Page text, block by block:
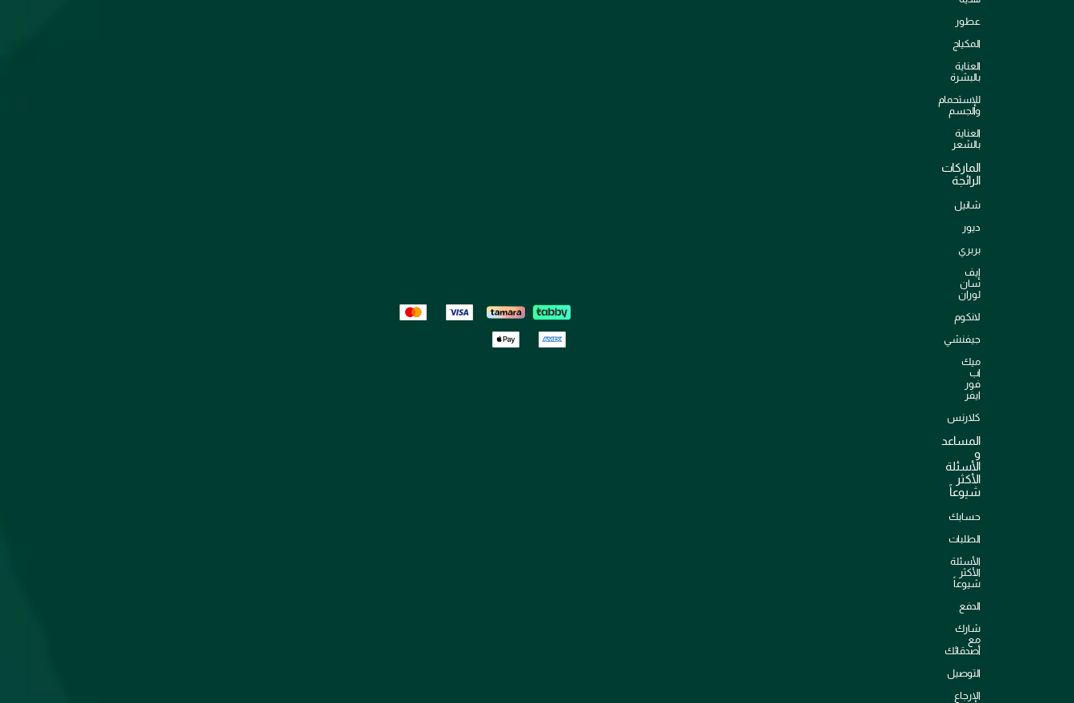
عطور
المكياج
العناية
بالبشرة
للإستحمام
والجسم
العناية
بالشعر
الماركات
الرائجة
شانيل
ديور
بربري
إيف
سان
لوران
لانكوم
جيفنشي
ميك
اب
فور
ايفر
كلارنس
المساعد
و
الأسئلة
الأكثر
شيوعاً
حسابك
الطلبات
الأسئلة
الأكثر
شيوعاً
الدفع
شارك
مع
أصدقائك
التوصيل
الإرجاع